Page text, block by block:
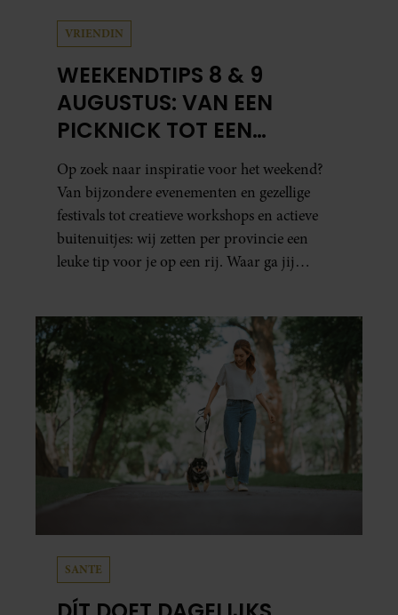
VRIENDIN
WEEKENDTIPS 8 & 9
AUGUSTUS: VAN EEN
PICKNICK TOT EEN
VOGELHUISJE MAKEN
Op zoek naar inspiratie voor het weekend?
Van bijzondere evenementen en gezellige
festivals tot creatieve workshops en actieve
buitenuitjes: wij zetten per provincie een
leuke tip voor je op een rij. Waar ga jij
SANTE